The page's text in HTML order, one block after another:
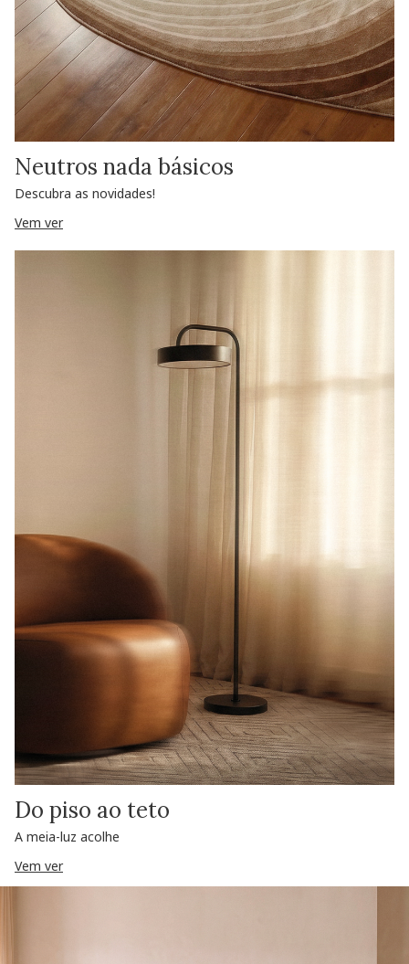
Neutros nada básicos
Descubra as novidades!
Vem ver
Do piso ao teto
A meia-luz acolhe
Vem ver